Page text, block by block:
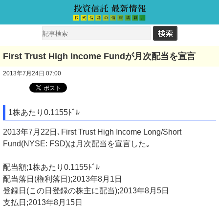
First Trust High Income Fundが月次配当を宣言
2013年7月24日 07:00
1株あたり0.1155ﾄﾞﾙ
2013年7月22日､First Trust High Income Long/Short
Fund(NYSE: FSD)は月次配当を宣言した｡
配当額;1株あたり0.1155ﾄﾞﾙ
配当落日(権利落日);2013年8月1日
登録日(この日登録の株主に配当);2013年8月5日
支払日;2013年8月15日